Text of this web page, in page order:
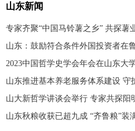
山东新闻
专家齐聚“中国马铃薯之乡” 共探薯
山东：鼓励符合条件外国投资者在
2023中国哲学史学会年会在山东大
山东推进基本养老服务体系建设 守
山大新哲学讲谈会举行 专家共探阳
山东秋粮收获已超九成 “齐鲁粮”装